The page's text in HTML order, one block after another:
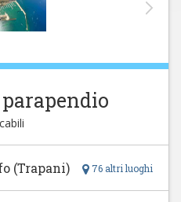
76 altri luoghi
(Trapani)